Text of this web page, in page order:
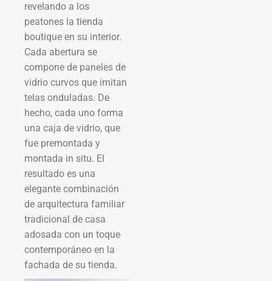
revelando a los
peatones la tienda
boutique en su interior.
Cada abertura se
compone de paneles de
vidrio curvos que imitan
telas onduladas. De
hecho, cada uno forma
una caja de vidrio, que
fue premontada y
montada in situ. El
resultado es una
elegante combinación
de arquitectura familiar
tradicional de casa
adosada con un toque
contemporáneo en la
fachada de su tienda.